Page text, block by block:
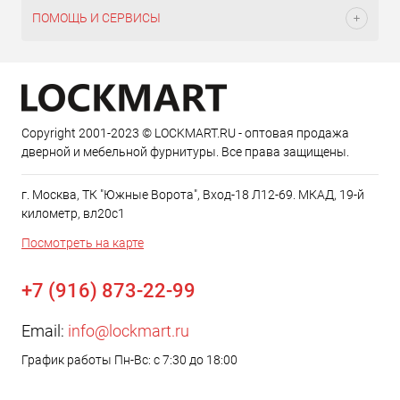
ПОМОЩЬ И СЕРВИСЫ
Copyright 2001-2023 © LOCKMART.RU - оптовая продажа
дверной и мебельной фурнитуры. Все права защищены.
г. Москва, ТК "Южные Ворота", Вход-18 Л12-69. МКАД, 19-й
километр, вл20с1
Посмотреть на карте
+7 (916) 873-22-99
Email: info@lockmart.ru
График работы Пн-Вс: с 7:30 до 18:00